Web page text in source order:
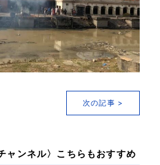
次の記事 >
ャンネル〉こちらもおすすめ